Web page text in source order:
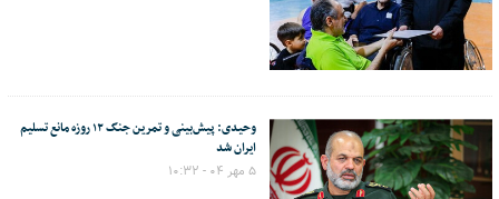
وحیدی: پیش‌بینی و تمرین جنگ ۱۲ روزه مانع تسلیم
ایران شد
۵ مهر ۰۴ - ۱۰:۳۲